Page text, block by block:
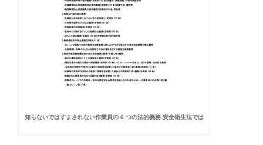
知らないではすまされない作業員の 6 つの法的義務 安全衛生法では